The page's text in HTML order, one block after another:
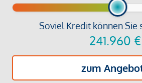
Soviel Kredit können Sie
241.960 €
zum